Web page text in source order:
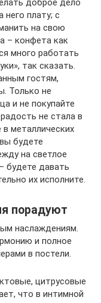
него плату; с
на свою
– конфета как
много работать
так сказать.
гостям,
Только не
и не покупайте
не стала в
металлических
будете
на светлое
будете давать
их исполните.
порадуют
наслаждениям.
и полное
в постели.
цитрусовые
что в интимной